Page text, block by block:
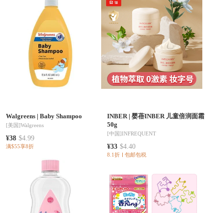
Walgreens| Baby Shampoo
[美国]Walgreens
¥38 $4.99
满$55享8折
INBER|婴蓓INBER 儿童倍润面霜
50g
[中国]INFREQUENT
¥33 $4.40
8.1折 包邮包税